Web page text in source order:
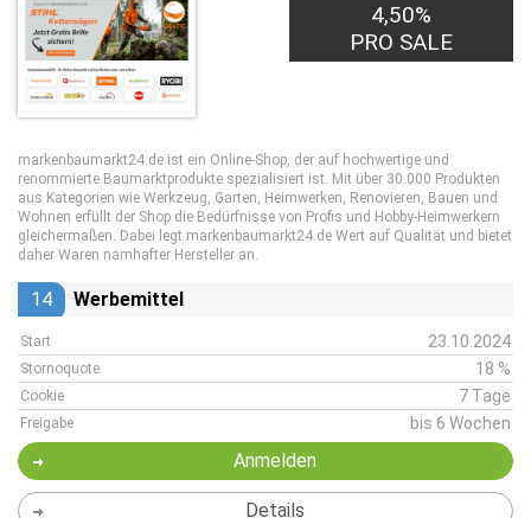
4,50%
PRO SALE
markenbaumarkt24.de ist ein Online-Shop, der auf hochwertige und
renommierte Baumarktprodukte spezialisiert ist. Mit über 30.000 Produkten
aus Kategorien wie Werkzeug, Garten, Heimwerken, Renovieren, Bauen und
Wohnen erfüllt der Shop die Bedürfnisse von Profis und Hobby-Heimwerkern
gleichermaßen. Dabei legt markenbaumarkt24.de Wert auf Qualität und bietet
daher Waren namhafter Hersteller an.
14 Werbemittel
Start 23.10.2024
Stornoquote 18 %
Cookie 7 Tage
Freigabe bis 6 Wochen
Anmelden
Details